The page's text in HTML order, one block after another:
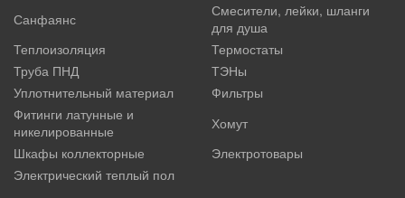
Санфаянс
Смесители, лейки, шланги
для душа
Теплоизоляция
Термостаты
Труба ПНД
ТЭНы
Уплотнительный материал
Фильтры
Фитинги латунные и
никелированные
Хомут
Шкафы коллекторные
Электротовары
Электрический теплый пол